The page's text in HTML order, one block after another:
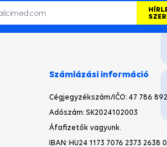
Számlázási információ
Cégjegyzékszám/IČO: 47 786 892
Adószám: SK2024102003
Áfafizetők vagyunk.
IBAN: HU24 1173 7076 2373 2638